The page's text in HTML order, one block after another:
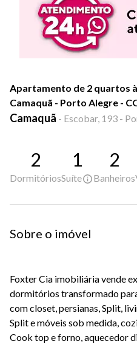
Apartamento de 2 quartos
Camaquã - Porto Alegre -
Camaquã - Escobar, 193 -
2
Dormitórios
1
Suíte
2
Banheiros
Sobre o imóvel
Foxter Cia imobiliária vende
dormitórios transformado
com closet, persianas, Split,
Split e móveis sob medida,
Cook top e forno, aquecedor